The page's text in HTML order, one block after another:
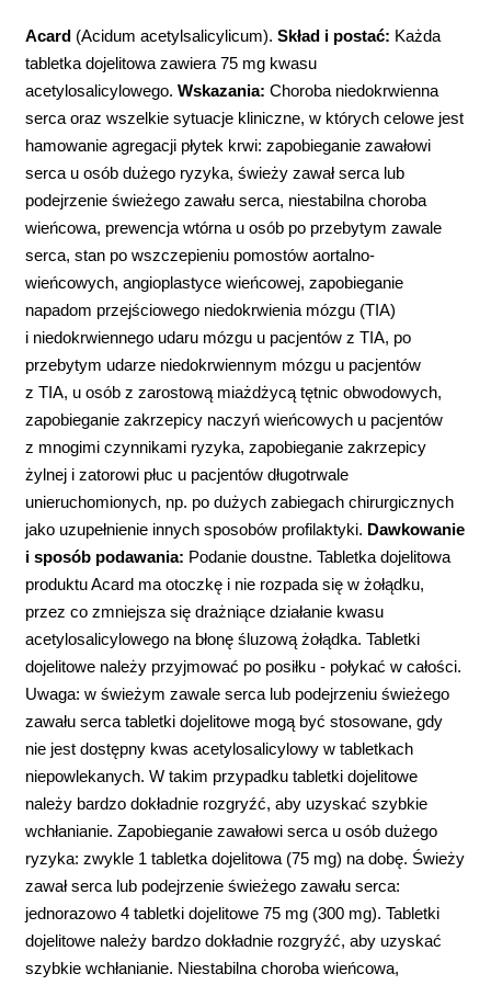
Acard (Acidum acetylsalicylicum).Skład i postać: Każda
tabletka dojelitowa zawiera 75 mg kwasu
acetylosalicylowego.Wskazania: Choroba niedokrwienna
serca oraz wszelkie sytuacje kliniczne, w których celowe jest
hamowanie agregacji płytek krwi: zapobieganie zawałowi
serca u osób dużego ryzyka, świeży zawał serca lub
podejrzenie świeżego zawału serca, niestabilna choroba
wieńcowa, prewencja wtórna u osób po przebytym zawale
serca, stan po wszczepieniu pomostów aortalno-
wieńcowych, angioplastyce wieńcowej, zapobieganie
napadom przejściowego niedokrwienia mózgu (TIA)
i niedokrwiennego udaru mózgu u pacjentów z TIA, po
przebytym udarze niedokrwiennym mózgu u pacjentów
z TIA, u osób z zarostową miażdżycą tętnic obwodowych,
zapobieganie zakrzepicy naczyń wieńcowych u pacjentów
z mnogimi czynnikami ryzyka, zapobieganie zakrzepicy
żylnej i zatorowi płuc u pacjentów długotrwale
unieruchomionych, np. po dużych zabiegach chirurgicznych
jako uzupełnienie innych sposobów profilaktyki. Dawkowanie
i sposób podawania: Podanie doustne. Tabletka dojelitowa
produktu Acard ma otoczkę i nie rozpada się w żołądku,
przez co zmniejsza się drażniące działanie kwasu
acetylosalicylowego na błonę śluzową żołądka. Tabletki
dojelitowe należy przyjmować po posiłku - połykać w całości.
Uwaga: w świeżym zawale serca lub podejrzeniu świeżego
zawału serca tabletki dojelitowe mogą być stosowane, gdy
nie jest dostępny kwas acetylosalicylowy w tabletkach
niepowlekanych. W takim przypadku tabletki dojelitowe
należy bardzo dokładnie rozgryźć, aby uzyskać szybkie
wchłanianie. Zapobieganie zawałowi serca u osób dużego
ryzyka: zwykle 1 tabletka dojelitowa (75 mg) na dobę. Świeży
zawał serca lub podejrzenie świeżego zawału serca:
jednorazowo 4 tabletki dojelitowe 75 mg (300 mg). Tabletki
dojelitowe należy bardzo dokładnie rozgryźć, aby uzyskać
szybkie wchłanianie. Niestabilna choroba wieńcowa,